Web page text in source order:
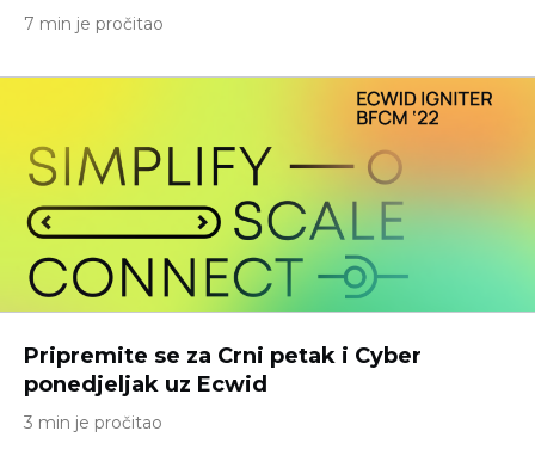
7 min je pročitao
Pripremite se za Crni petak i Cyber ​​
ponedjeljak uz Ecwid
3 min je pročitao